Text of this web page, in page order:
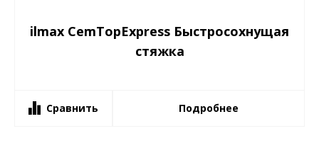
ilmax CemTopExpress Быстросохнущая
стяжка
Сравнить Подробнее